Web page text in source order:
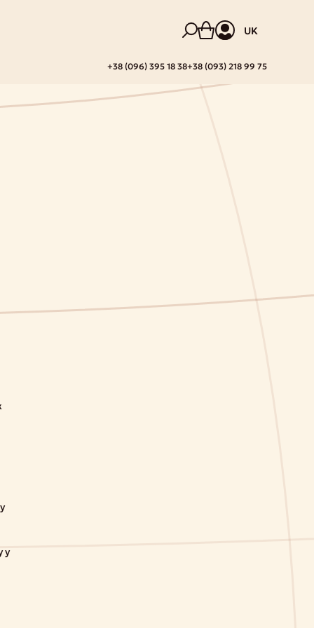
UK
+38 (096) 395 18 38+38 (093) 218 99 75
у